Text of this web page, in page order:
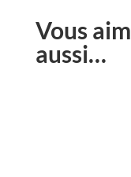
Vous
aussi…